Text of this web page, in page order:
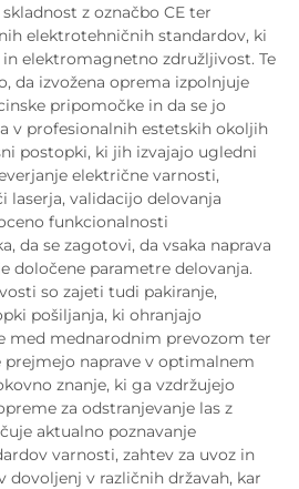
z označbo CE ter
elektrotehničnih standardov, ki
elektromagnetno združljivost. Te
da izvožena oprema izpolnjuje
pripomočke in da se jo
v profesionalnih estetskih okoljih
postopki, ki jih izvajajo ugledni
električne varnosti,
laserja, validacijo delovanja
funkcionalnosti
da se zagotovi, da vsaka naprava
določene parametre delovanja.
so zajeti tudi pakiranje,
pošiljanja, ki ohranjajo
med mednarodnim prevozom ter
prejmejo naprave v optimalnem
znanje, ki ga vzdržujejo
za odstranjevanje las z
aktualno poznavanje
varnosti, zahtev za uvoz in
dovoljenj v različnih državah, kar